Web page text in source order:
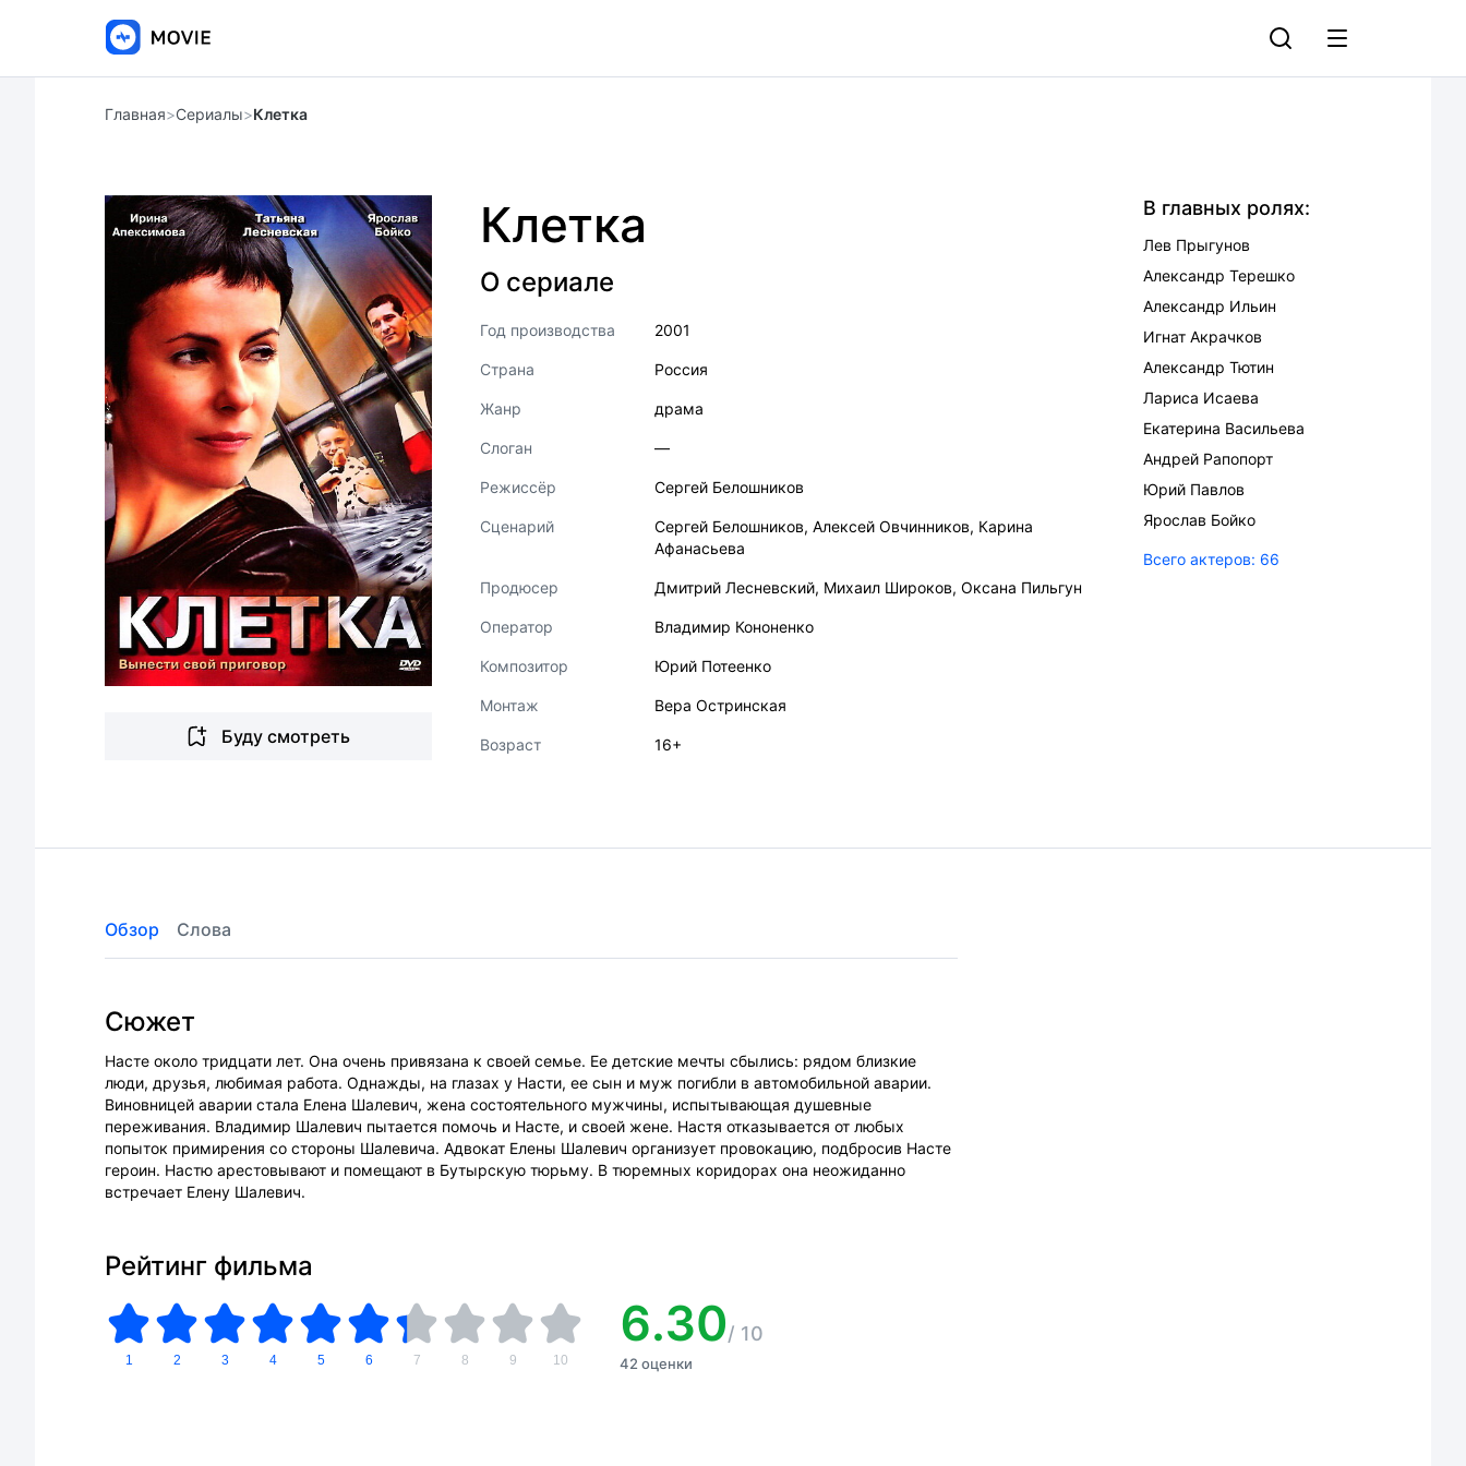
Главная>Сериалы>Клетка
Буду смотреть
Клетка
О сериале
Год производства 2001
Страна Россия
Жанр драма
Слоган —
Режиссёр Сергей Белошников
Сценарий Сергей Белошников, Алексей Овчинников, Карина
Афанасьева
Продюсер Дмитрий Лесневский, Михаил Широков, Оксана Пильгун
Оператор Владимир Кононенко
Композитор Юрий Потеенко
Монтаж Вера Остринская
Возраст 16+
В главных ролях:
Лев Прыгунов
Александр Терешко
Александр Ильин
Игнат Акрачков
Александр Тютин
Лариса Исаева
Екатерина Васильева
Андрей Рапопорт
Юрий Павлов
Ярослав Бойко
Всего актеров: 66
Обзор Слова
Сюжет
Насте около тридцати лет. Она очень привязана к своей семье. Ее детские мечты сбылись: рядом близкие
люди, друзья, любимая работа. Однажды, на глазах у Насти, ее сын и муж погибли в автомобильной аварии.
Виновницей аварии стала Елена Шалевич, жена состоятельного мужчины, испытывающая душевные
переживания. Владимир Шалевич пытается помочь и Насте, и своей жене. Настя отказывается от любых
попыток примирения со стороны Шалевича. Адвокат Елены Шалевич организует провокацию, подбросив Насте
героин. Настю арестовывают и помещают в Бутырскую тюрьму. В тюремных коридорах она неожиданно
встречает Елену Шалевич.
Рейтинг фильма
1 2 3 4 5 6 7 8 9 10
6.30/ 10
42 оценки